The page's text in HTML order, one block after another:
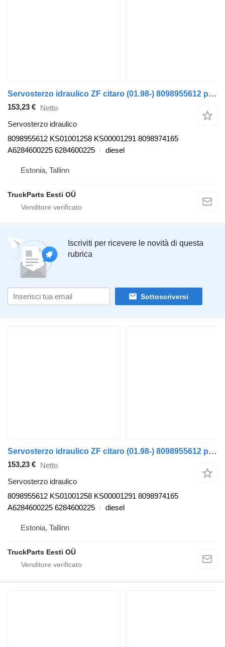
Servosterzo idraulico ZF citaro (01.98-) 8098955612 per autobus Mercedes-Benz Bus II (1996-)
153,23 € Netto
Servosterzo idraulico
8098955612 KS01001258 KS00001291 8098974165
A6284600225 6284600225
diesel
Estonia, Tallinn
TruckParts Eesti OÜ
Iscriviti per ricevere le novità di questa
rubrica
Sottoscriversi
Servosterzo idraulico ZF citaro (01.98-) 8098955612 per autobus Mercedes-Benz Bus II (1996-)
153,23 € Netto
Servosterzo idraulico
8098955612 KS01001258 KS00001291 8098974165
A6284600225 6284600225
diesel
Estonia, Tallinn
TruckParts Eesti OÜ